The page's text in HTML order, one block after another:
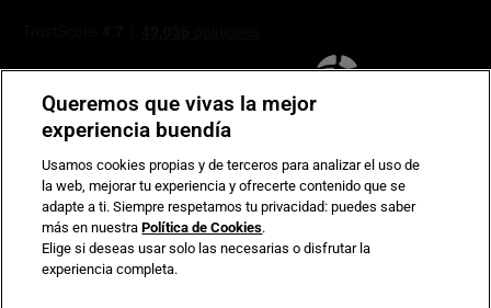
Compromiso de seguridad en pagos electrónicos
Queremos que vivas la mejor
experiencia buendía
Usamos cookies propias y de terceros para analizar el uso de
la web, mejorar tu experiencia y ofrecerte contenido que se
adapte a ti. Siempre respetamos tu privacidad: puedes saber
más en nuestraPolítica de Cookies.
Elige si deseas usar solo las necesarias o disfrutar la
experiencia completa.